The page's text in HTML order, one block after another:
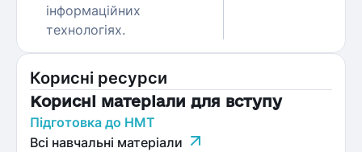
інформаційних
технологіях.
Корисні ресурси
Корисні матеріали для вступу
Підготовка до НМТ
Всі навчальні матеріали